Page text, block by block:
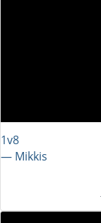
1v8
― Mikkis